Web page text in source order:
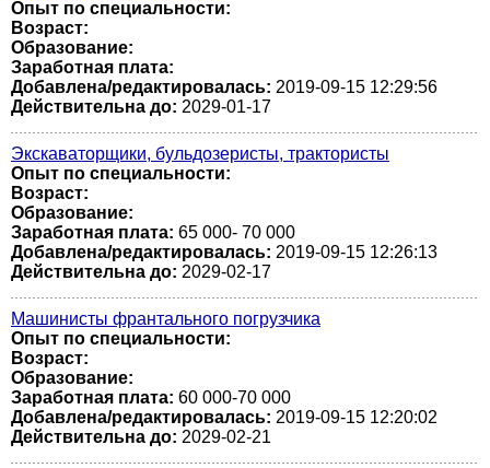
Опыт по специальности:
Возраст:
Образование:
Заработная плата:
Добавлена/редактировалась: 2019-09-15 12:29:56
Действительна до: 2029-01-17
Экскаваторщики, бульдозеристы, трактористы
Опыт по специальности:
Возраст:
Образование:
Заработная плата: 65 000- 70 000
Добавлена/редактировалась: 2019-09-15 12:26:13
Действительна до: 2029-02-17
Машинисты франтального погрузчика
Опыт по специальности:
Возраст:
Образование:
Заработная плата: 60 000-70 000
Добавлена/редактировалась: 2019-09-15 12:20:02
Действительна до: 2029-02-21